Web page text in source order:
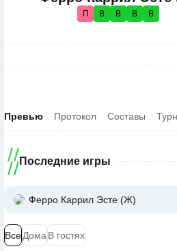
П В В В В
Превью Протокол Составы
Последние игры
Ферро Каррил Эсте (Ж)
ВсеДома В гостях